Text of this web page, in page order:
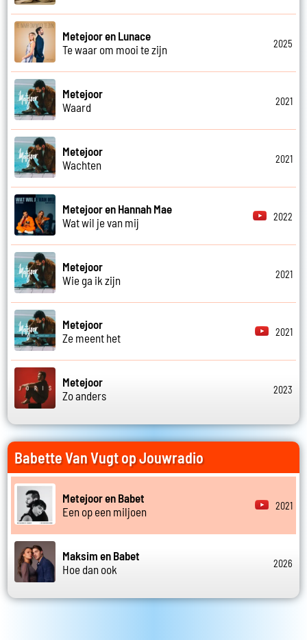
Metejoor en Lunace
Te waar om mooi te zijn
2025
Metejoor
Waard
2021
Metejoor
Wachten
2021
Metejoor en Hannah Mae
Wat wil je van mij
2022
Metejoor
Wie ga ik zijn
2021
Metejoor
Ze meent het
2021
Metejoor
Zo anders
2023
Babette Van Vugt op Jouwradio
Metejoor en Babet
Een op een miljoen
2021
Maksim en Babet
Hoe dan ook
2026